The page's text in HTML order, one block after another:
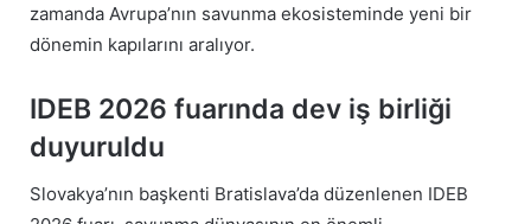
zamanda Avrupa’nın savunma ekosisteminde yeni bir
dönemin kapılarını aralıyor.
IDEB 2026 fuarında dev iş birliği
duyuruldu
Slovakya’nın başkenti Bratislava’da düzenlenen IDEB